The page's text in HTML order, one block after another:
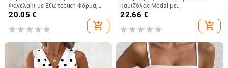
Φανελάκι με Εξωτερική Φόρμα,
Γυναικείο Καλοκαιρινό Φανελάκι
με Βλεφαρίδες και Δαντέλα, V-
Neck, Χαλαρό Μπλούζα με Βάση
20.05 €
add_shopping_cart
καμιζόλας Modal με
ενσωματωμένο τοπ και λάστιχο
σουτιέν
22.66 €
add_shopping_cart